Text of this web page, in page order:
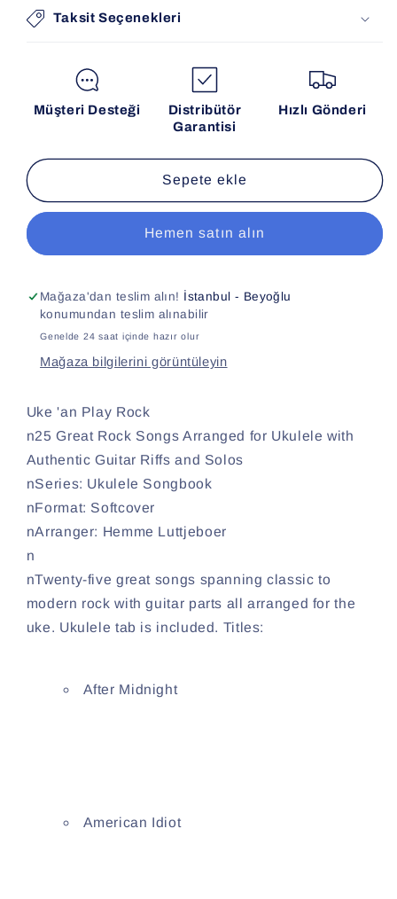
Taksit Seçenekleri
Müşteri Desteği
Distribütör
Garantisi
Hızlı Gönderi
Sepete ekle
Hemen satın alın
Mağaza'dan teslim alın! İstanbul - Beyoğlu
konumundan teslim alınabilir
Genelde 24 saat içinde hazır olur
Mağaza bilgilerini görüntüleyin
Uke 'an Play Rock
n25 Great Rock Songs Arranged for Ukulele with
Authentic Guitar Riffs and Solos
nSeries: Ukulele Songbook
nFormat: Softcover
nArranger: Hemme Luttjeboer
n
nTwenty-five great songs spanning classic to
modern rock with guitar parts all arranged for the
uke. Ukulele tab is included. Titles:
After Midnight
American Idiot